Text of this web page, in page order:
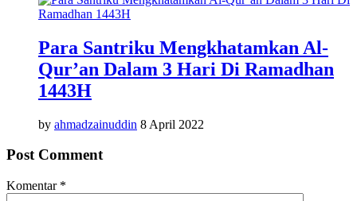
Para Santriku Mengkhatamkan Al-
Qur’an Dalam 3 Hari Di Ramadhan
1443H
by ahmadzainuddin 8 April 2022
Post Comment
Komentar *